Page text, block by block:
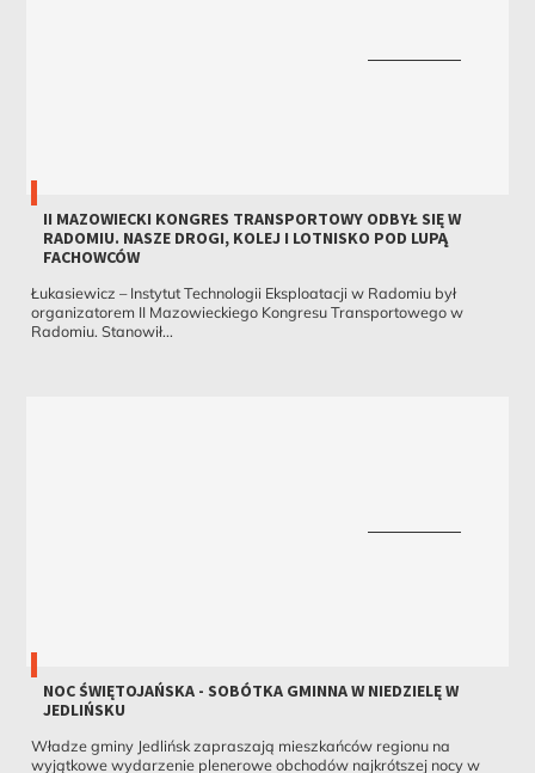
II MAZOWIECKI KONGRES TRANSPORTOWY ODBYŁ SIĘ W
RADOMIU. NASZE DROGI, KOLEJ I LOTNISKO POD LUPĄ
FACHOWCÓW
Łukasiewicz – Instytut Technologii Eksploatacji w Radomiu był
organizatorem II Mazowieckiego Kongresu Transportowego w
Radomiu. Stanowił...
NOC ŚWIĘTOJAŃSKA - SOBÓTKA GMINNA W NIEDZIELĘ W
JEDLIŃSKU
Władze gminy Jedlińsk zapraszają mieszkańców regionu na
wyjątkowe wydarzenie plenerowe obchodów najkrótszej nocy w